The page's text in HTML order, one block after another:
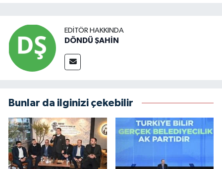
EDITÖR HAKKINDA
DÖNDÜ ŞAHİN
Bunlar da ilginizi çekebilir